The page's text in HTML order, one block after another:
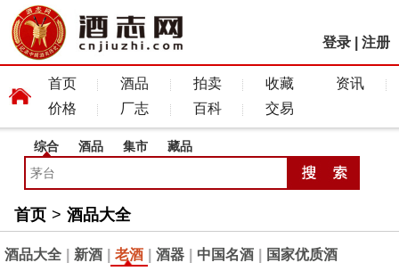
登录 注册
首页 酒品 拍卖 收藏
资讯
价格
厂志 百科 交易
综合 酒品 集市 藏品
首页 > 酒品大全
酒品大全 新酒 老酒 酒器 中国名酒 国家优质酒